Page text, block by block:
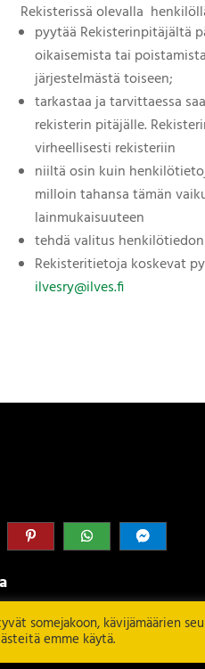
Rekisterissä olevalla
pyytää Rekisterinpitäjältä
oikaisemista tai
järjestelmästä toiseen;
tarkastaa ja tarvittaessa
rekisterin pitäjälle.
virheellisesti rekisteriin
niiltä osin kuin
milloin tahansa tämän
lainmukaisuuteen
tehdä valitus
Rekisteritietoja koskevat
ilvesry@ilves.fi
somejakoon, kävijämäärien
emme käytä.